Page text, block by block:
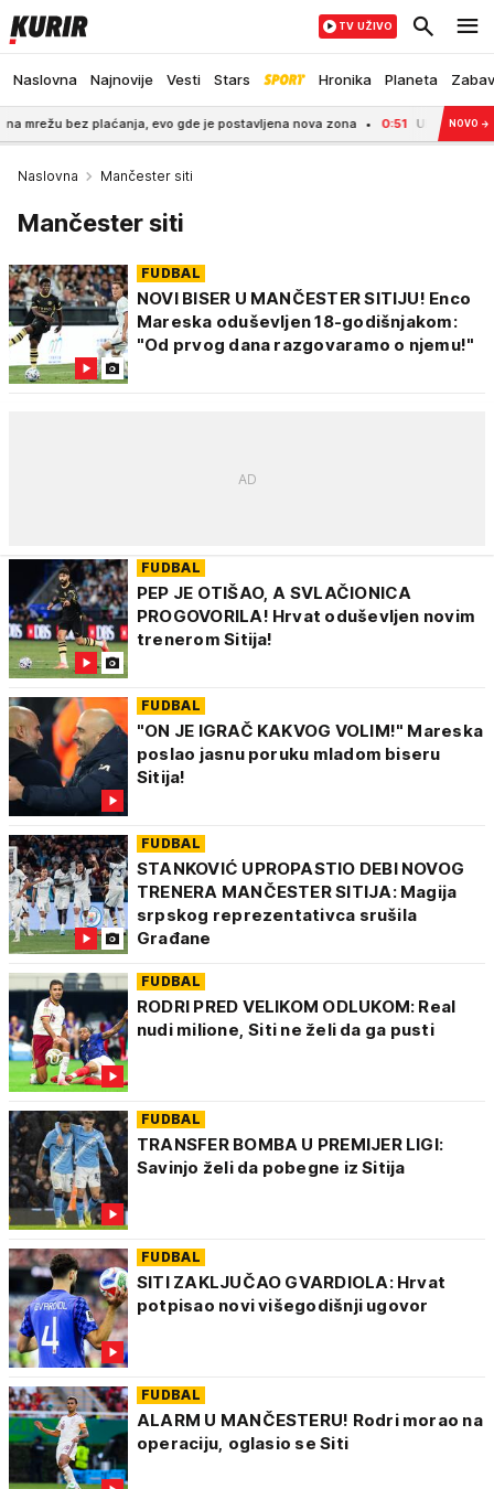
Naslovna Najnovije Vesti Stars Hronika Planeta
TV UŽIVO
bez plaćanja, evo gde je postavljena nova zona 0:51 UHAPŠEN BAHATI
NOVO →
Naslovna Mančester siti
Mančester siti
FUDBAL
NOVI BISER U MANČESTER SITIJU! Enco
Mareska oduševljen 18-godišnjakom:
"Od prvog dana razgovaramo o njemu!"
FUDBAL
PEP JE OTIŠAO, A SVLAČIONICA
PROGOVORILA! Hrvat oduševljen novim
trenerom Sitija!
FUDBAL
"ON JE IGRAČ KAKVOG VOLIM!" Mareska
poslao jasnu poruku mladom biseru
Sitija!
FUDBAL
STANKOVIĆ UPROPASTIO DEBI NOVOG
TRENERA MANČESTER SITIJA: Magija
srpskog reprezentativca srušila
Građane
FUDBAL
RODRI PRED VELIKOM ODLUKOM: Real
nudi milione, Siti ne želi da ga pusti
FUDBAL
TRANSFER BOMBA U PREMIJER LIGI:
Savinjo želi da pobegne iz Sitija
FUDBAL
SITI ZAKLJUČAO GVARDIOLA: Hrvat
potpisao novi višegodišnji ugovor
FUDBAL
ALARM U MANČESTERU! Rodri morao na
operaciju, oglasio se Siti